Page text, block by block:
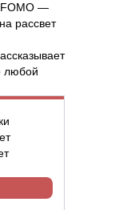
FOMO —
рассвет
любой